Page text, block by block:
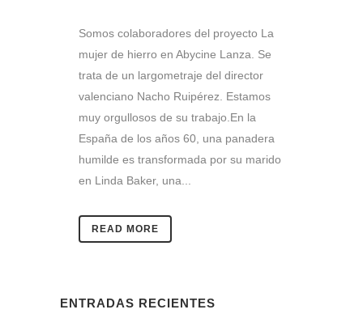
Somos colaboradores del proyecto La
mujer de hierro en Abycine Lanza. Se
trata de un largometraje del director
valenciano Nacho Ruipérez. Estamos
muy orgullosos de su trabajo.En la
España de los años 60, una panadera
humilde es transformada por su marido
en Linda Baker, una...
READ MORE
ENTRADAS RECIENTES